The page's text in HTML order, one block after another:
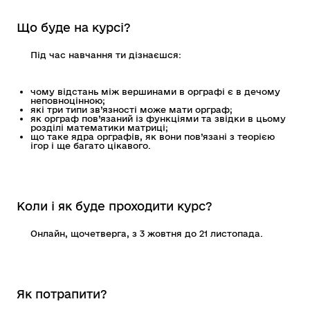
Що буде на курсі?
Під час навчання ти дізнаєшся:
чому відстань між вершинами в орграфі є в дечому
неповноцінною;
які три типи зв’язності може мати орграф;
як орграф пов’язаний із функціями та звідки в цьому
розділі математики матриці;
що таке ядра орграфів, як вони пов’язані з теорією
ігор і ще багато цікавого.
Коли і як буде проходити курс?
Онлайн, щочетверга, з 3 жовтня до 21 листопада.
Як потрапити?